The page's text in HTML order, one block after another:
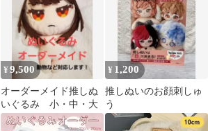
¥9,500
オーダーメイド推しぬ
いぐるみ 小・中・大
¥ 1,200
推しぬいのお顔刺しゅ
う